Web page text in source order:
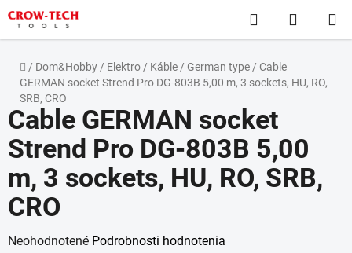
Prejsť
na
obsah
Hľadať
KOŠÍK
Domov
/ Dom&Hobby / Elektro / Káble / German type / Cable
GERMAN socket Strend Pro DG-803B 5,00 m, 3 sockets, HU, RO,
SRB, CRO
Cable GERMAN socket
Strend Pro DG-803B 5,00
m, 3 sockets, HU, RO, SRB,
CRO
Priemerné
Neohodnotené Podrobnosti hodnotenia